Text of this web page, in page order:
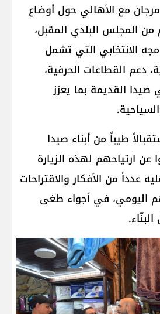
مع الأهالي حول أوضاع
من المجلس البلدي المقبل،
الانتخابي التي تشمل
دعم القطاعات الحرفية،
القديمة بما يعزز
طيباً من أبناء صيدا
عن ارتياحهم لهذه الزيارة
عدداً من الأفكار والاقتراحات
اليومي، في أجواء طغى